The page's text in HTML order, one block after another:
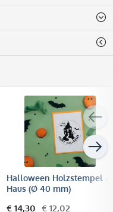
Halloween Holzstempel -
Haus (Ø 40 mm)
€ 14,30 € 12,02